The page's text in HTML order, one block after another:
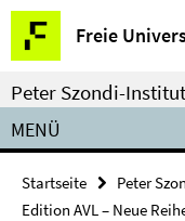
Springe
direkt
zu
Inhalt
Freie
Service-
Navigation
Peter Szondi-
MENÜ
Startseite Peter
Edition AVL – Neue